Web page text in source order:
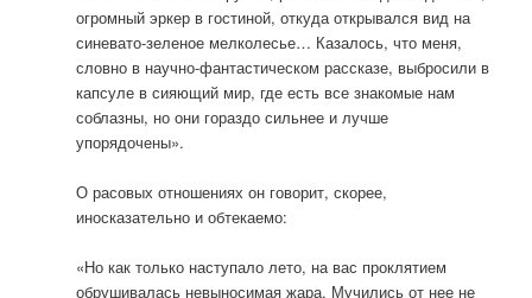
огромный эркер в гостиной, откуда открывался вид на
синевато-зеленое мелколесье… Казалось, что меня,
словно в научно-фантастическом рассказе, выбросили в
капсуле в сияющий мир, где есть все знакомые нам
соблазны, но они гораздо сильнее и лучше
упорядочены».
О расовых отношениях он говорит, скорее,
иносказательно и обтекаемо:
«Но как только наступало лето, на вас проклятием
обрушивалась невыносимая жара. Мучились от нее не